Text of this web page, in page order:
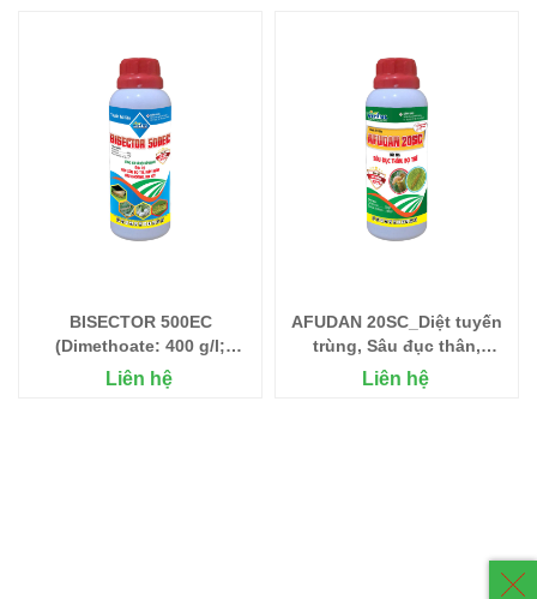
BISECTOR 500EC
(Dimethoate: 400 g/l;
Fenobucard: 100
g/l)_Chai 450ml_Đặc trị
Liên hệ
AFUDAN 20SC_Diệt tuyến
trùng, Sâu đục thân,
Kiến, Mối
Liên hệ